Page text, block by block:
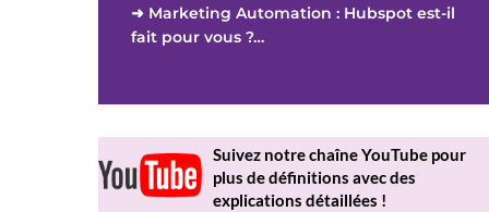
➜ Marketing Automation : Hubspot est-il
fait pour vous ?…
Suivez notre chaîne YouTube pour
plus de définitions avec des
explications détaillées !